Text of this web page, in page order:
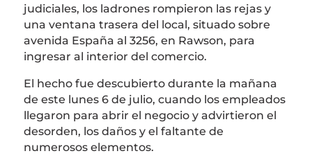
judiciales, los ladrones rompieron las rejas y
una ventana trasera del local, situado sobre
avenida España al 3256, en Rawson, para
ingresar al interior del comercio.
El hecho fue descubierto durante la mañana
de este lunes 6 de julio, cuando los empleados
llegaron para abrir el negocio y advirtieron el
desorden, los daños y el faltante de
numerosos elementos.